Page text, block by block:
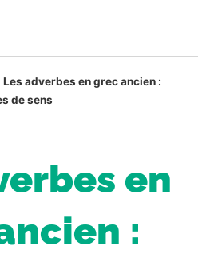
Les adverbes en grec ancien :
de sens
en
: